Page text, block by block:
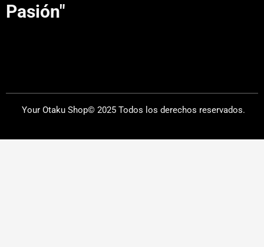
Pasión"
Your Otaku Shop© 2025 Todos los derechos reservados.